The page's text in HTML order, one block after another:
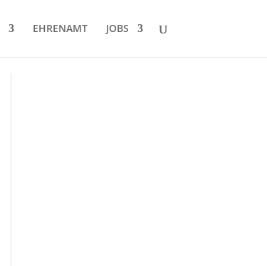
EHRENAMT JOBS